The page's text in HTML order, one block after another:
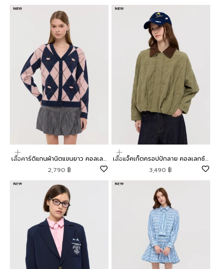
เลือกตัวเลือก
เสื้อคาร์ดิแกนผ้านิตแขนยาว คอลเลก
ชัน Mild Moment
ราคาโปรโมชัน
2,790 ฿
เลือกตัวเลือก
เสื้อแจ็คเก็ตครอปปักลาย คอลเลกชัน
Lyn around x SMILEY
ราคาโปรโมชัน
3,490 ฿